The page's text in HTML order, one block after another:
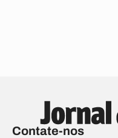
Contate-nos